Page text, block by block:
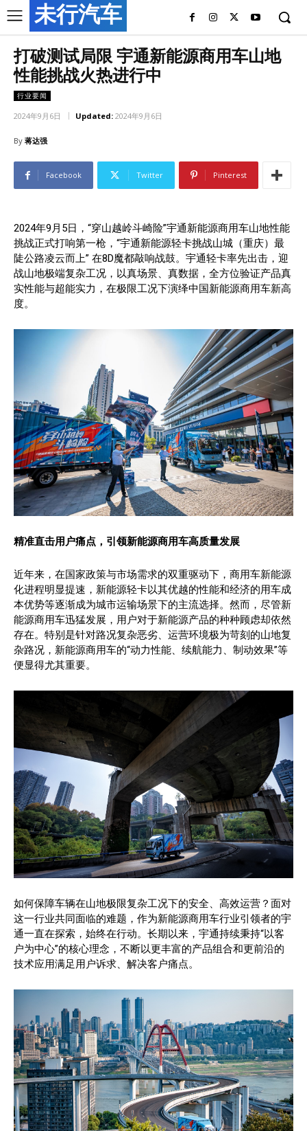
未行汽车
打破测试局限 宇通新能源商用车山地
性能挑战火热进行中
行业要闻
2024年9月6日 Updated: 2024年9月6日
By 蒋达强
Facebook Twitter Pinterest
2024年9月5日，“穿山越岭斗崎险”宇通新能源商用车山地性能
挑战正式打响第一枪，“宇通新能源轻卡挑战山城（重庆）最
陡公路凌云而上” 在8D魔都敲响战鼓。宇通轻卡率先出击，迎
战山地极端复杂工况，以真场景、真数据，全方位验证产品真
实性能与超能实力，在极限工况下演绎中国新能源商用车新高
度。
精准直击用户痛点，引领新能源商用车高质量发展
近年来，在国家政策与市场需求的双重驱动下，商用车新能源
化进程明显提速，新能源轻卡以其优越的性能和经济的用车成
本优势等逐渐成为城市运输场景下的主流选择。然而，尽管新
能源商用车迅猛发展，用户对于新能源产品的种种顾虑却依然
存在。特别是针对路况复杂恶劣、运营环境极为苛刻的山地复
杂路况，新能源商用车的“动力性能、续航能力、制动效果”等
便显得尤其重要。
如何保障车辆在山地极限复杂工况下的安全、高效运营？面对
这一行业共同面临的难题，作为新能源商用车行业引领者的宇
通一直在探索，始终在行动。长期以来，宇通持续秉持“以客
户为中心”的核心理念，不断以更丰富的产品组合和更前沿的
技术应用满足用户诉求、解决客户痛点。